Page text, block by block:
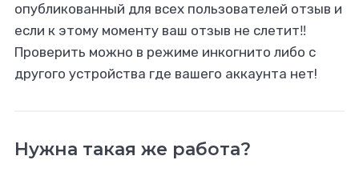
опубликованный для всех пользователей отзыв и
если к этому моменту ваш отзыв не слетит‼️
Проверить можно в режиме инкогнито либо с
другого устройства где вашего аккаунта нет!
Нужна такая же работа?